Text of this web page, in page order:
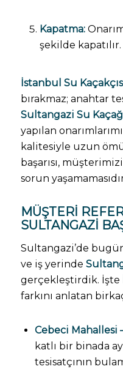
Kapatma:
şekilde kapatılır.
İstanbul Su
bırakmaz; anahtar
Sultangazi Su
yapılan
kalitesiyle uzun
başarısı,
sorun
MÜŞTERI
SULTANGAZI
Sultangazi’de
ve iş yerinde
gerçekleştirdik. İşte
farkını anlatan
Cebeci Mahallesi
katlı bir binada
tesisatçının